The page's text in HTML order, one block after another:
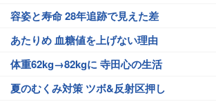
容姿と寿命 28年追跡で見えた差
あたりめ 血糖値を上げない理由
体重62kg→82kgに 寺田心の生活
夏のむくみ対策 ツボ&反射区押し